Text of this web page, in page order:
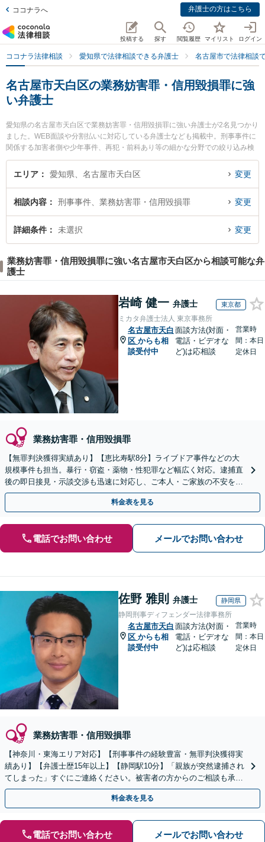
ココナラへ 弁護士の方はこちら
投稿する 探す 閲覧履歴 マイリスト ログイン
ココナラ法律相談 愛知県で法律相談できる弁護士 名古屋市で法律相談
名古屋市天白区の業務妨害罪・信用毀損罪に強
い弁護士
愛知県の名古屋市天白区で業務妨害罪・信用毀損罪に強い弁護士が2名見つかり
ました。WEB面談や分割払いに対応している弁護士なども掲載中。刑事事件に
関係する加害者側や少年事件、再犯・前科あり等の細かな分野での絞り込み検
索もでき便利です。特に弁護士法人名古屋南部法律事務所 平針事務所の林 翔太
弁護士やすぎうら法律事務所の杉浦 太一郎弁護士のプロフィール情報や弁護士
妨害罪・信用毀損罪のトラブル解決の実績豊富な近くの弁護士を検索したい』
『初回相談無料で業務妨害罪・信用毀損罪を法律相談できる名古屋市天白区内
の弁護士に相談予約したい』などでお困りの相談者さんにおすすめです。
エリア 愛知県、名古屋市天白区 変更
相談内容 刑事事件、業務妨害罪・信用毀損罪 変更
詳細条件 未選択 変更
業務妨害罪・信用毀損罪に強い名古屋市天白区から相談可能な弁
護士
岩崎 健一 弁護士 東京都
ミカタ弁護士法人 東京事務所
名古屋市天白
区 からも相
談受付中
面談方法(対面・
電話・ビデオな
ど)は応相談
営業時
間：本日
定休日
業務妨害罪・信用毀損罪
【無罪判決獲得実績あり】【恵比寿駅8分】ライブドア事件などの大
規模事件も担当。暴行・窃盗・薬物・性犯罪など幅広く対応。逮捕直
後の即日接見・示談交渉も迅速に対応し、ご本人・ご家族の不安を最
小限に抑えます。【初回相談可能】【WEB面談可能】
料金表を見る
電話でお問い合わせ メールでお問い合わせ
佐野 雅則 弁護士 静岡県
静岡刑事ディフェンダー法律事務所
名古屋市天白
区 からも相
談受付中
面談方法(対面・
電話・ビデオな
ど)は応相談
営業時
間：本日
定休日
業務妨害罪・信用毀損罪
【神奈川・東海エリア対応】【刑事事件の経験豊富・無罪判決獲得実
績あり】【弁護士歴15年以上】【静岡駅10分】「親族が突然逮捕され
てしまった」すぐにご連絡ください。被害者の方からのご相談も承っ
ています。【初回相談無料】【夜間・休日相談可能】
料金表を見る
電話でお問い合わせ メールでお問い合わせ